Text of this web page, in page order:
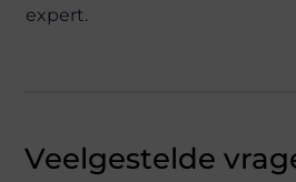
expert.
Veelgestelde